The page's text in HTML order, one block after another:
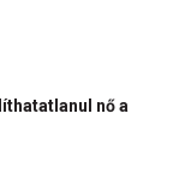
nő a